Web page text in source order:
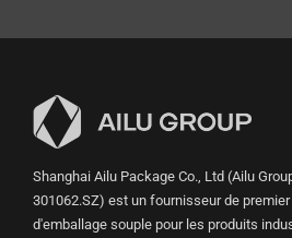
Shanghai Ailu Package Co., Ltd (Ailu
301062.SZ) est un fournisseur de
d'emballage souple pour les produits